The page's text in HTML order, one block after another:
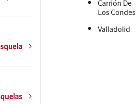
Carrión De
Los Condes
Valladolid